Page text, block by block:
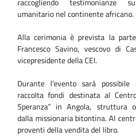
umanitario nel continente africano.
Alla cerimonia è prevista la
Francesco Savino, vescovo di
vicepresidente della CEI.
Durante l’evento sarà
raccolta fondi destinata al
Speranza” in Angola, struttura
dalla missionaria bitontina. Al
proventi della vendita del libro.